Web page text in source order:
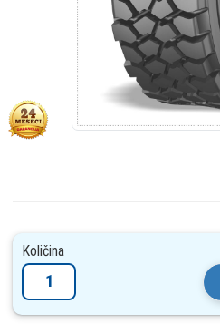
Količina